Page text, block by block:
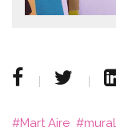
Mart Aire